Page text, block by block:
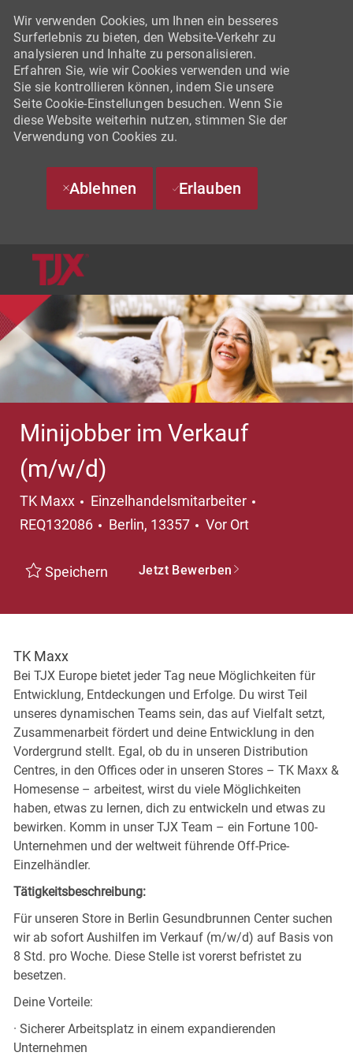
Wir verwenden Cookies, um Ihnen ein besseres
Surferlebnis zu bieten, den Website-Verkehr zu
analysieren und Inhalte zu personalisieren.
Erfahren Sie, wie wir Cookies verwenden und wie
Sie sie kontrollieren können, indem Sie unsere
Seite Cookie-Einstellungen besuchen. Wenn Sie
diese Website weiterhin nutzen, stimmen Sie der
Verwendung von Cookies zu.
Ablehnen Erlauben
Minijobber im Verkauf
(m/w/d)
TK Maxx Kategorie
Einzelhandelsmitarbeiter
REQ132086
Ort
Berlin, 13357 Vor Ort
Speichern Jetzt Bewerben
TK Maxx
Bei TJX Europe bietet jeder Tag neue Möglichkeiten für
Entwicklung, Entdeckungen und Erfolge. Du wirst Teil
unseres dynamischen Teams sein, das auf Vielfalt setzt,
Zusammenarbeit fördert und deine Entwicklung in den
Vordergrund stellt. Egal, ob du in unseren Distribution
Centres, in den Offices oder in unseren Stores – TK Maxx &
Homesense – arbeitest, wirst du viele Möglichkeiten
haben, etwas zu lernen, dich zu entwickeln und etwas zu
bewirken. Komm in unser TJX Team – ein Fortune 100-
Unternehmen und der weltweit führende Off-Price-
Einzelhändler.
Tätigkeitsbeschreibung:
Für unseren Store in Berlin Gesundbrunnen Center suchen
wir ab sofort Aushilfen im Verkauf (m/w/d) auf Basis von
8 Std. pro Woche. Diese Stelle ist vorerst befristet zu
besetzen.
Deine Vorteile:
· Sicherer Arbeitsplatz in einem expandierenden
Unternehmen